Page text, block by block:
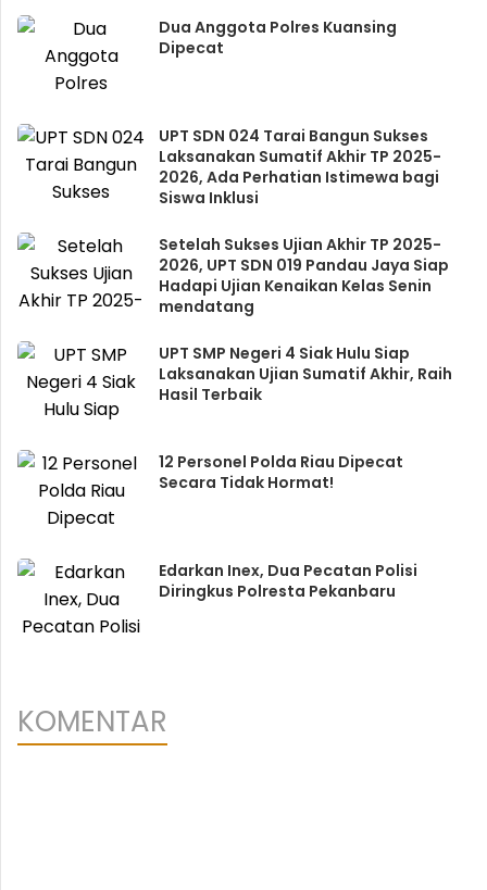
Dua Anggota Polres Kuansing
Dipecat
UPT SDN 024 Tarai Bangun Sukses
Laksanakan Sumatif Akhir TP 2025-
2026, Ada Perhatian Istimewa bagi
Siswa Inklusi
Setelah Sukses Ujian Akhir TP 2025-
2026, UPT SDN 019 Pandau Jaya Siap
Hadapi Ujian Kenaikan Kelas Senin
mendatang
UPT SMP Negeri 4 Siak Hulu Siap
Laksanakan Ujian Sumatif Akhir, Raih
Hasil Terbaik
12 Personel Polda Riau Dipecat
Secara Tidak Hormat!
Edarkan Inex, Dua Pecatan Polisi
Diringkus Polresta Pekanbaru
KOMENTAR